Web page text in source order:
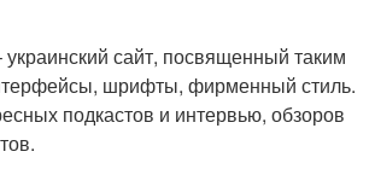
сайт, посвященный таким
шрифты, фирменный стиль.
подкастов и интервью, обзоров